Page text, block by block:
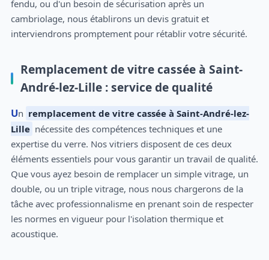
fendu, ou d'un besoin de sécurisation après un
cambriolage, nous établirons un devis gratuit et
interviendrons promptement pour rétablir votre sécurité.
Remplacement de vitre cassée à Saint-
André-lez-Lille : service de qualité
Un remplacement de vitre cassée à Saint-André-lez-
Lille nécessite des compétences techniques et une
expertise du verre. Nos vitriers disposent de ces deux
éléments essentiels pour vous garantir un travail de qualité.
Que vous ayez besoin de remplacer un simple vitrage, un
double, ou un triple vitrage, nous nous chargerons de la
tâche avec professionnalisme en prenant soin de respecter
les normes en vigueur pour l'isolation thermique et
acoustique.